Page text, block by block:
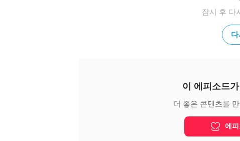
잠시 후 다
이 에피소드
더 좋은 콘텐츠를
에피